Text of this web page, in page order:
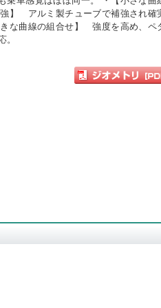
】 アルミ製チューブで補強され確
な曲線の組合せ】 強度を高め、ペ